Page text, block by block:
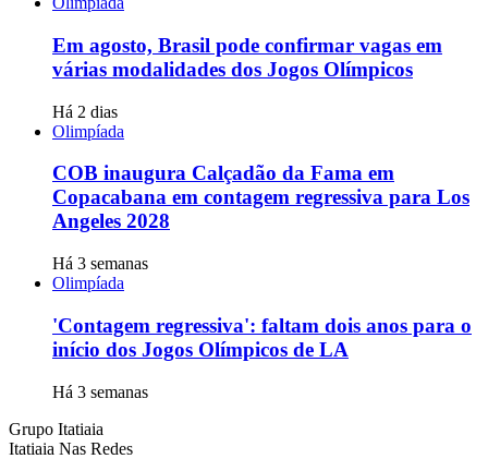
Em agosto, Brasil pode confirmar vagas em
várias modalidades dos Jogos Olímpicos
Há 2 dias
Olimpíada
COB inaugura Calçadão da Fama em
Copacabana em contagem regressiva para Los
Angeles 2028
Há 3 semanas
Olimpíada
'Contagem regressiva': faltam dois anos para o
início dos Jogos Olímpicos de LA
Há 3 semanas
Grupo Itatiaia
Itatiaia Nas Redes